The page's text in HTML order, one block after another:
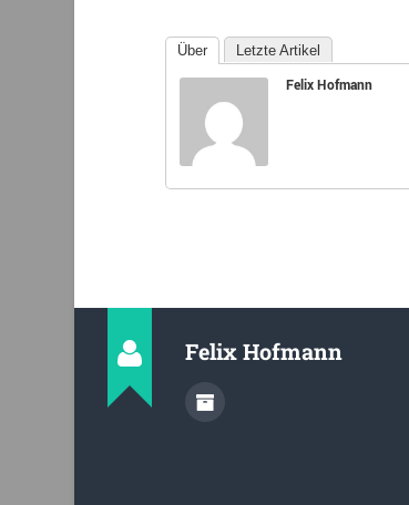
Über Letzte Artikel
Felix Hofmann
Felix Hofmann